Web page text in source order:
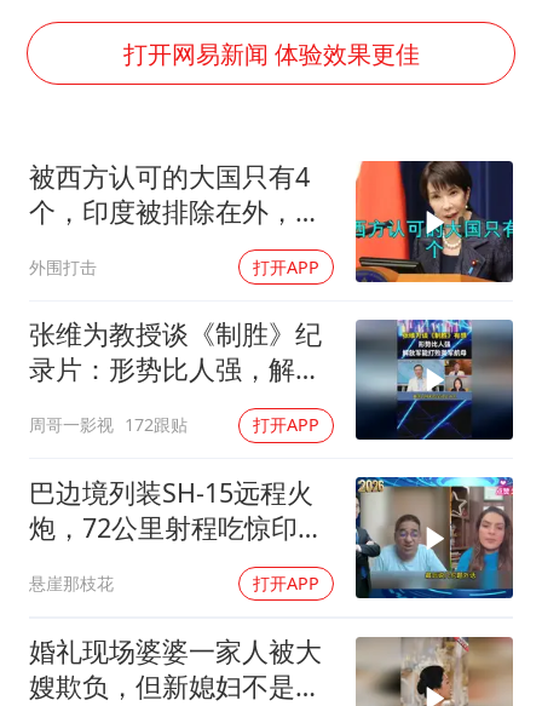
刘浩存百花奖开幕式红裙起舞
女子网购名牌包发现是自己丢的那只
万岁山接盘烂尾恒大文旅城
戚薇谈把脸交给AI
多个明星演唱会取消
习近平心系体育强国建设
打开网易新闻 体验效果更佳
被西方认可的大国只有4
个，印度被排除在外，为
外围打击 打开APP
张维为教授谈《制胜》纪
录片：形势比人强，解放
军能打败美军航母！
周哥一影视 172跟贴 打开APP
巴边境列装SH-15远程火
炮，72公里射程吃惊印度
悬崖那枝花 打开APP
婚礼现场婆婆一家人被大
嫂欺负，但新媳妇不是好